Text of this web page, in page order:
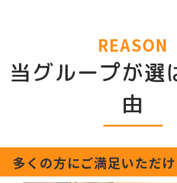
REASON
当グループが選
由
多くの方にご満足いただ